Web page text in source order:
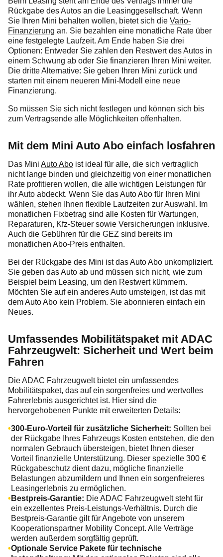
Rückgabe des Autos an die Leasinggesellschaft. Wenn
Sie Ihren Mini behalten wollen, bietet sich die Vario-
Finanzierung an. Sie bezahlen eine monatliche Rate über
eine festgelegte Laufzeit. Am Ende haben Sie drei
Optionen: Entweder Sie zahlen den Restwert des Autos in
einem Schwung ab oder Sie finanzieren Ihren Mini weiter.
Die dritte Alternative: Sie geben Ihren Mini zurück und
starten mit einem neueren Mini-Modell eine neue
Finanzierung.
So müssen Sie sich nicht festlegen und können sich bis
zum Vertragsende alle Möglichkeiten offenhalten.
Mit dem Mini Auto Abo einfach losfahren
Das Mini Auto Abo ist ideal für alle, die sich vertraglich
nicht lange binden und gleichzeitig von einer monatlichen
Rate profitieren wollen, die alle wichtigen Leistungen für
ihr Auto abdeckt. Wenn Sie das Auto Abo für Ihren Mini
wählen, stehen Ihnen flexible Laufzeiten zur Auswahl. Im
monatlichen Fixbetrag sind alle Kosten für Wartungen,
Reparaturen, Kfz-Steuer sowie Versicherungen inklusive.
Auch die Gebühren für die GEZ sind bereits im
monatlichen Abo-Preis enthalten.
Bei der Rückgabe des Mini ist das Auto Abo unkompliziert.
Sie geben das Auto ab und müssen sich nicht, wie zum
Beispiel beim Leasing, um den Restwert kümmern.
Möchten Sie auf ein anderes Auto umsteigen, ist das mit
dem Auto Abo kein Problem. Sie abonnieren einfach ein
Neues.
Umfassendes Mobilitätspaket mit ADAC
Fahrzeugwelt: Sicherheit und Wert beim
Fahren
Die ADAC Fahrzeugwelt bietet ein umfassendes
Mobilitätspaket, das auf ein sorgenfreies und wertvolles
Fahrerlebnis ausgerichtet ist. Hier sind die
hervorgehobenen Punkte mit erweiterten Details:
300-Euro-Vorteil für zusätzliche Sicherheit: Sollten bei
der Rückgabe Ihres Fahrzeugs Kosten entstehen, die den
normalen Gebrauch übersteigen, bietet Ihnen dieser
Vorteil finanzielle Unterstützung. Dieser spezielle 300 €
Rückgabeschutz dient dazu, mögliche finanzielle
Belastungen abzumildern und Ihnen ein sorgenfreieres
Leasingerlebnis zu ermöglichen.
Bestpreis-Garantie: Die ADAC Fahrzeugwelt steht für
ein exzellentes Preis-Leistungs-Verhältnis. Durch die
Bestpreis-Garantie gilt für Angebote von unserem
Kooperationspartner Mobility Concept. Alle Verträge
werden außerdem sorgfältig geprüft.
Optionale Service Pakete für technische